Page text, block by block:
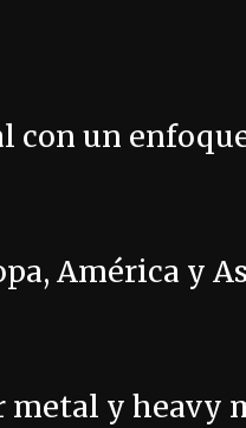
con un
América y
metal y heavy